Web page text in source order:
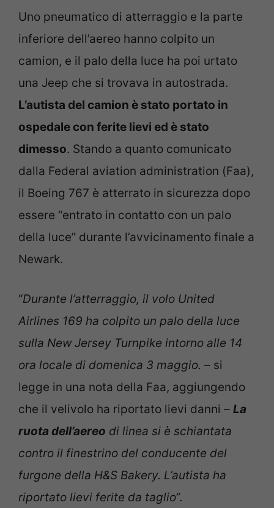
Uno pneumatico di atterraggio e la parte
inferiore dell’aereo hanno colpito un
camion, e il palo della luce ha poi urtato
una Jeep che si trovava in autostrada.
L’autista del camion è stato portato in
ospedale con ferite lievi ed è stato
dimesso. Stando a quanto comunicato
dalla Federal aviation administration (Faa),
il Boeing 767 è atterrato in sicurezza dopo
essere “entrato in contatto con un palo
della luce” durante l’avvicinamento finale a
Newark.
“Durante l’atterraggio, il volo United
Airlines 169 ha colpito un palo della luce
sulla New Jersey Turnpike intorno alle 14
ora locale di domenica 3 maggio. – si
legge in una nota della Faa, aggiungendo
che il velivolo ha riportato lievi danni – La
ruota dell’aereo di linea si è schiantata
contro il finestrino del conducente del
furgone della H&S Bakery. L’autista ha
riportato lievi ferite da taglio”.